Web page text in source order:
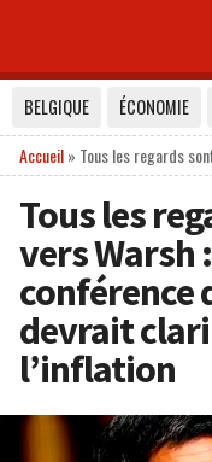
BELGIQUE ÉCONOMIE
Accueil» Tous les regards
Tous les
vers Warsh
conférence
devrait
l’inflation